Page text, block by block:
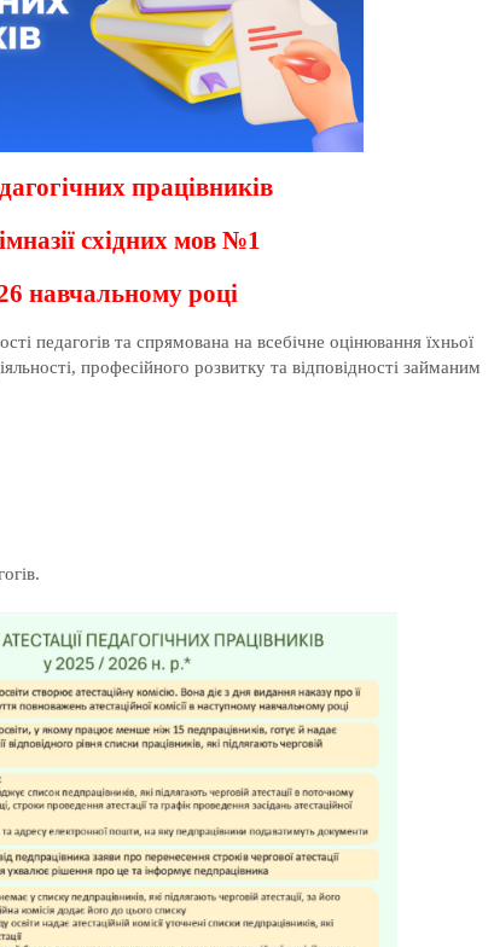
працівників
східних мов №1
навчальному році
педагогів та спрямована на всебічне оцінювання їхньої
професійного розвитку та відповідності займаним